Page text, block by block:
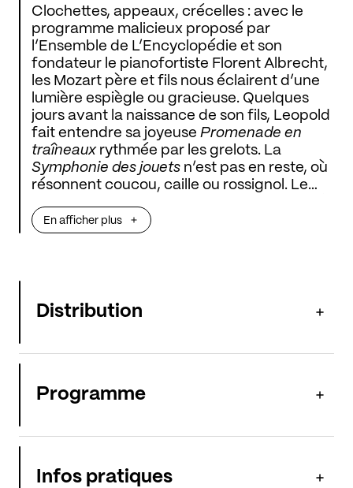
Clochettes, appeaux, crécelles : avec le
programme malicieux proposé par
l’Ensemble de L’Encyclopédie et son
fondateur le pianofortiste Florent Albrecht,
les Mozart père et fils nous éclairent d’une
lumière espiègle ou gracieuse. Quelques
jours avant la naissance de son fils, Leopold
fait entendre sa joyeuse Promenade en
traîneauxrythmée par les grelots. La
Symphonie des jouets n’est pas en reste, où
résonnent coucou, caille ou rossignol. Le
en félicité heureuse dans ses pages les plus
sereines, telles la
En afficher plus
Distribution
Programme
Infos pratiques